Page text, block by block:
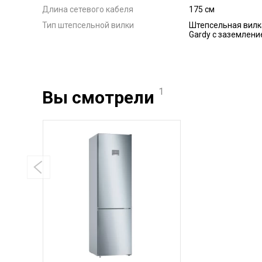
Длина сетевого кабеля
175 см
Тип штепсельной вилки
Штепсельная
Gardy с
Вы смотрели 1